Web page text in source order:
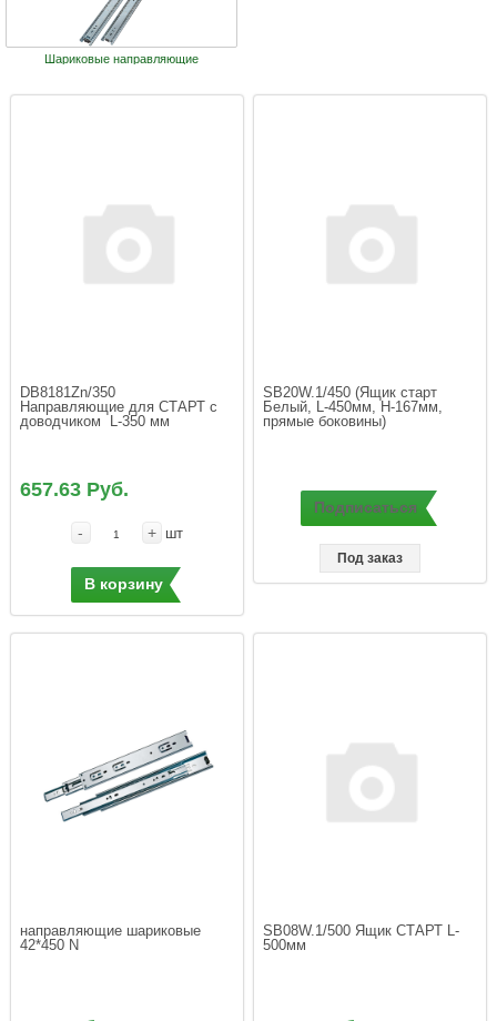
Шариковые направляющие
DB8181Zn/350
Направляющие для СТАРТ с
657.63 Руб.
- + шт
В корзину
SB20W.1/450 (Ящик старт
Белый, L-450мм, H-167мм,
Подписаться
Под заказ
направляющие шариковые
SB08W.1/500 Ящик СТАРТ L-
500мм